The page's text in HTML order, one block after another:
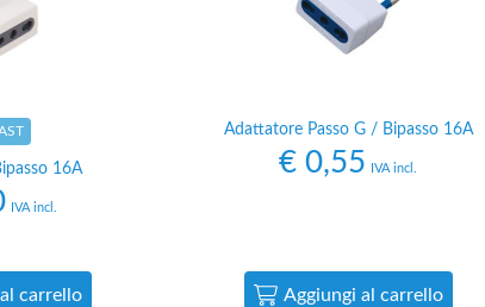
16A
IVA incl.
carrello
Adattatore Passo G / Bipasso 16A
€ 0,55 IVA incl.
Aggiungi al carrello